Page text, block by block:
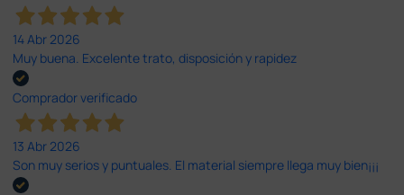
14 Abr 2026
Muy buena. Excelente trato, disposición y rapidez
Comprador verificado
13 Abr 2026
Son muy serios y puntuales. El material siempre llega muy bien¡¡¡